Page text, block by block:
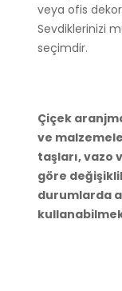
veya ofis
Sevdiklerinizi
seçimdir.
Çiçek
ve
taşları, vazo
göre
durumlarda